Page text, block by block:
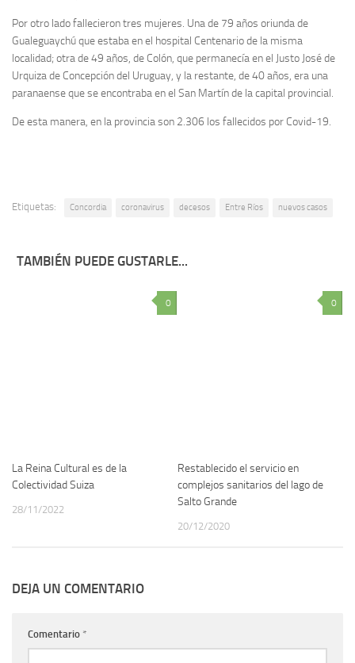
Por otro lado fallecieron tres mujeres. Una de 79 años oriunda de
Gualeguaychú que estaba en el hospital Centenario de la misma
localidad; otra de 49 años, de Colón, que permanecía en el Justo José de
Urquiza de Concepción del Uruguay, y la restante, de 40 años, era una
paranaense que se encontraba en el San Martín de la capital provincial.
De esta manera, en la provincia son 2.306 los fallecidos por Covid-19.
Etiquetas: Concordia coronavirus decesos Entre Ríos nuevos casos
TAMBIÉN PUEDE GUSTARLE...
0
La Reina Cultural es de la
Colectividad Suiza
28/11/2022
0
Restablecido el servicio en
complejos sanitarios del lago de
Salto Grande
20/12/2020
DEJA UN COMENTARIO
Comentario *